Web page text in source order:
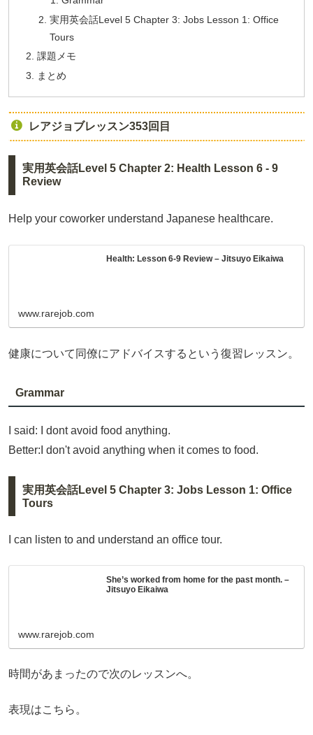
実用英会話Level 5 Chapter 3: Jobs Lesson 1: Office
Tours
課題メモ
まとめ
レアジョブレッスン353回目
実用英会話Level 5 Chapter 2: Health Lesson 6 - 9
Review
Help your coworker understand Japanese healthcare.
Health: Lesson 6-9 Review – Jitsuyo Eikaiwa
www.rarejob.com
健康について同僚にアドバイスするという復習レッスン。
Grammar
I said: I dont avoid food anything.
Better:I don't avoid anything when it comes to food.
実用英会話Level 5 Chapter 3: Jobs Lesson 1: Office
Tours
I can listen to and understand an office tour.
She’s worked from home for the past month. –
Jitsuyo Eikaiwa
www.rarejob.com
時間があまったので次のレッスンへ。
表現はこちら。